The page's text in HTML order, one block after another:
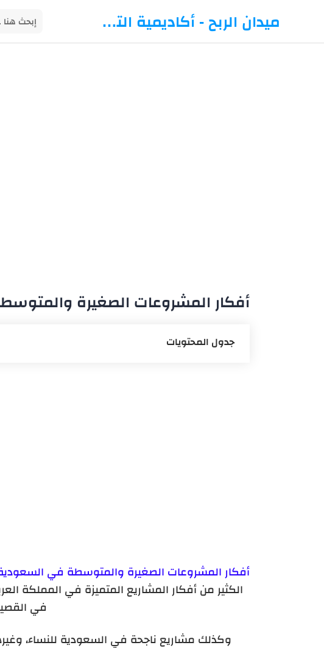
ميدان الربح - أكاديمية التداول
أفكار المشروعات الصغيرة والمتوسطة
جدول المحتويات
أفكار المشروعات الصغيرة والمتوسطة في السعودية
الكثير من أفكار المشاريع المتميزة في المملكة
في